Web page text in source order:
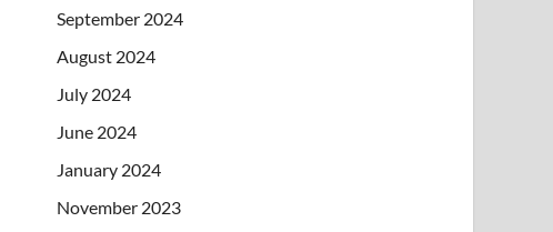
September 2024
August 2024
July 2024
June 2024
January 2024
November 2023